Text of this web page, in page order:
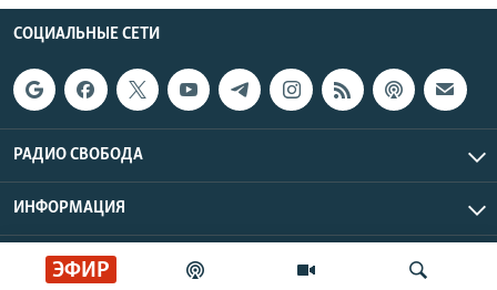
ЭФИР
СОЦИАЛЬНЫЕ СЕТИ
РАДИО СВОБОДА
ИНФОРМАЦИЯ
Радио Свобода © 2026 RFE/RL, Inc. | Все права защищены.